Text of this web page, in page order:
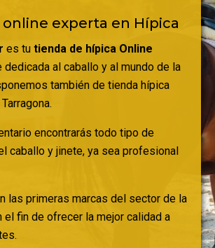
experta en Hípica
es tu tienda de hípica Online
al caballo y al mundo de la
también de tienda hípica
encontrarás todo tipo de
caballo y jinete, ya sea profesional
las primeras marcas del sector de la
el fin de ofrecer la mejor calidad a